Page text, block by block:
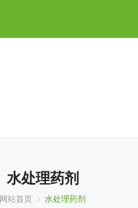
水处理药剂
网站首页 水处理药剂